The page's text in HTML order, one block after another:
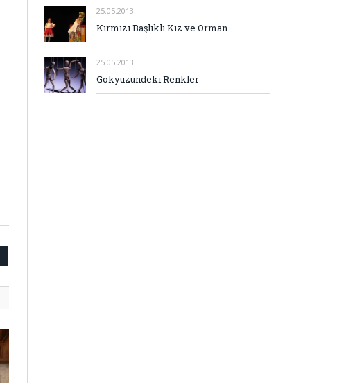
25.05.2013
Kırmızı Başlıklı Kız ve Orman
25.05.2013
Gökyüzündeki Renkler